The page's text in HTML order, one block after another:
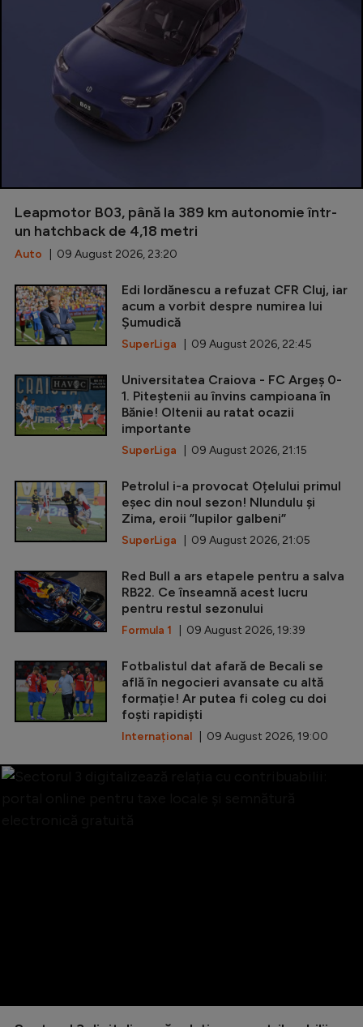
Leapmotor B03, până la 389 km autonomie într-
un hatchback de 4,18 metri
Auto | 09 August 2026, 23:20
Edi Iordănescu a refuzat CFR Cluj, iar
acum a vorbit despre numirea lui
Șumudică
SuperLiga | 09 August 2026, 22:45
Universitatea Craiova - FC Argeș 0-
1. Piteștenii au învins campioana în
Bănie! Oltenii au ratat ocazii
importante
SuperLiga | 09 August 2026, 21:15
Petrolul i-a provocat Oțelului primul
eșec din noul sezon! Nlundulu și
Zima, eroii ”lupilor galbeni”
SuperLiga | 09 August 2026, 21:05
Red Bull a ars etapele pentru a salva
RB22. Ce înseamnă acest lucru
pentru restul sezonului
Formula 1 | 09 August 2026, 19:39
Fotbalistul dat afară de Becali se
află în negocieri avansate cu altă
formație! Ar putea fi coleg cu doi
foști rapidiști
Internațional | 09 August 2026, 19:00